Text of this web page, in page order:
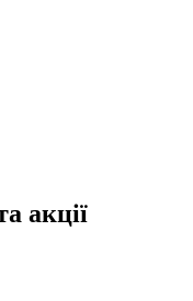
акції